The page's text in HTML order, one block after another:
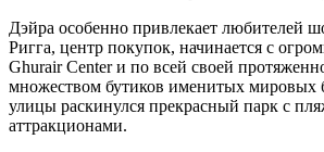
Дэйра особенно привлекает любителей
Ригга, центр покупок, начинается с
Ghurair Center и по всей своей
множеством бутиков именитых мировых
улицы раскинулся прекрасный парк с
аттракционами.